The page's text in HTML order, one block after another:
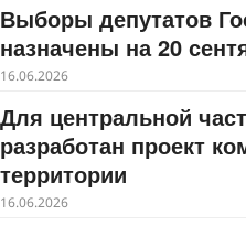
Выборы депутатов
назначены на 20
16.06.2026
Для центральной
разработан проект
территории
16.06.2026